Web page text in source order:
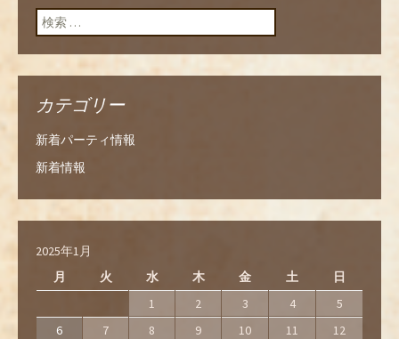
ン
検索:
カテゴリー
新着パーティ情報
新着情報
2025年1月
月
火 水 木 金 土 日
1 2 3 4
5
6
7 8 9 10 11
12